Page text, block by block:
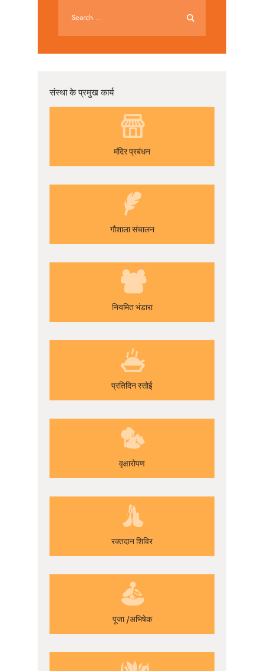
संस्था के प्रमुख कार्य
मंदिर प्रबंधन
गौशाला संचालन
नियमित भंडारा
प्रतिदिन रसोई
वृक्षारोपण
रक्तदान शिविर
पूजा /अभिषेक